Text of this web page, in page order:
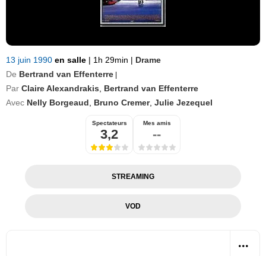
13 juin 1990 en salle | 1h 29min | Drame
De Bertrand van Effenterre
Par Claire Alexandrakis
Bertrand van Effenterre
Avec Nelly Borgeaud Bruno Cremer, Julie Jezequel
Spectateurs
3,2
Mes amis
--
STREAMING
VOD